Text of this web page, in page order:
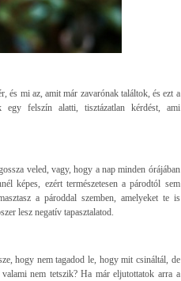
és mi az, amit már zavarónak találtok, és ezt a
egy felszín alatti, tisztázatlan kérdést, ami
veled, vagy, hogy a nap minden órájában
képes, ezért természetesen a párodtól sem
a pároddal szemben, amelyeket te is
lesz negatív tapasztalatod.
hogy nem tagadod le, hogy mit csináltál, de
nem tetszik? Ha már eljutottatok arra a